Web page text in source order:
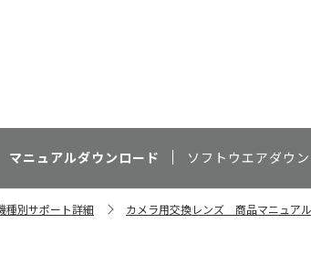
マニュアルダウンロード ソフトウエアダウ
種別サポート詳細 カメラ用交換レンズ 商品マニュア